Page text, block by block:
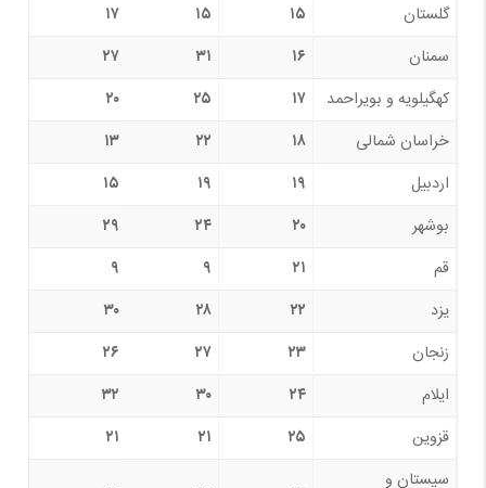
گلستان
۱۵ ۱۵
۱۷
سمنان
۱۶ ۳۱
۲۷
کهگیلویه و بویراحمد
۱۷ ۲۵
۲۰
خراسان شمالی
۱۸ ۲۲
۱۳
اردبیل
۱۹ ۱۹
۱۵
بوشهر
۲۰ ۲۴
۲۹
قم
۲۱ ۹
۹
یزد
۲۲ ۲۸
۳۰
زنجان
۲۳ ۲۷
۲۶
ایلام
۲۴ ۳۰
۳۲
قزوین
۲۵ ۲۱
۲۱
سیستان و